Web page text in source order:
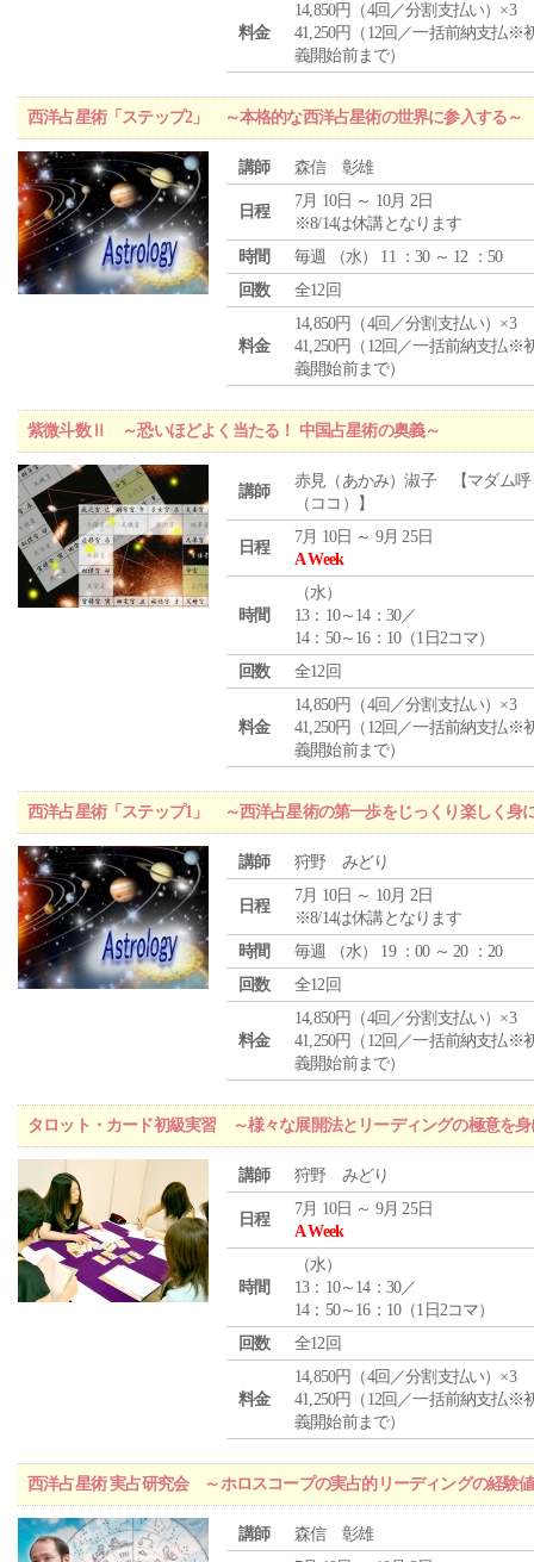
料金
14,850円（4回／分割支払い）×3
41,250円（12回／一括前納支払※
義開始前まで）
西洋占星術「ステップ2」 ～本格的な西洋占星術の世界に参入する～
講師 森信 彰雄
日程
7月 10日 ～ 10月 2日
※8/14は休講となります
時間
毎週 （水） 11 ：30 ～ 12 ：50
回数
全12回
料金
14,850円（4回／分割支払い）×3
41,250円（12回／一括前納支払※
義開始前まで）
紫微斗数Ⅱ ～恐いほどよく当たる！ 中国占星術の奥義～
講師
赤見（あかみ）淑子 【マダム呼
（ココ）】
日程
7月 10日 ～ 9月 25日
A Week
時間
（水）
13：10～14：30／
14：50～16：10（1日2コマ）
回数
全12回
料金
14,850円（4回／分割支払い）×3
41,250円（12回／一括前納支払※
義開始前まで）
西洋占星術「ステップ1」 ～西洋占星術の第一歩をじっくり楽しく身
講師 狩野 みどり
日程
7月 10日 ～ 10月 2日
※8/14は休講となります
時間
毎週 （水） 19 ：00 ～ 20 ：20
回数
全12回
料金
14,850円（4回／分割支払い）×3
41,250円（12回／一括前納支払※
義開始前まで）
タロット・カード初級実習 ～様々な展開法とリーディングの極意を身
講師 狩野 みどり
日程
7月 10日 ～ 9月 25日
A Week
時間
（水）
13：10～14：30／
14：50～16：10（1日2コマ）
回数
全12回
料金
14,850円（4回／分割支払い）×3
41,250円（12回／一括前納支払※
義開始前まで）
西洋占星術 実占研究会 ～ホロスコープの実占的リーディングの経験
講師
森信 彰雄